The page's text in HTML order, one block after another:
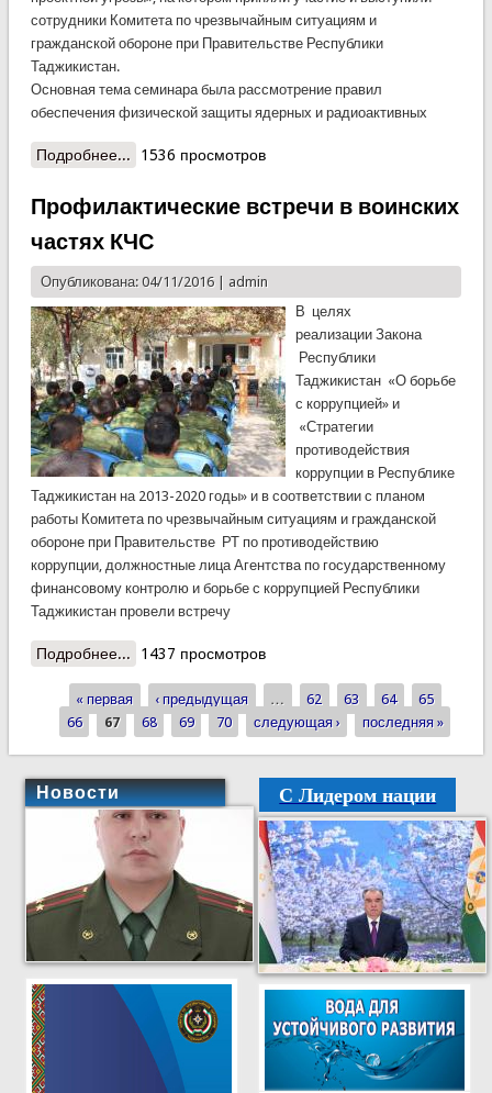
сотрудники Комитета по чрезвычайным ситуациям и
гражданской обороне при Правительстве Республики
Таджикистан.
Основная тема семинара была рассмотрение правил
обеспечения физической защиты ядерных и радиоактивных
Подробнее... о Сотрудники КЧС приняли участие на семинаре
1536 просмотров
Профилактические встречи в воинских
частях КЧС
Опубликована: 04/11/2016 | admin
В целях
реализации Закона
Республики
Таджикистан «О борьбе
с коррупцией» и
«Стратегии
противодействия
коррупции в Республике
Таджикистан на 2013-2020 годы» и в соответствии с планом
работы Комитета по чрезвычайным ситуациям и гражданской
обороне при Правительстве РТ по противодействию
коррупции, должностные лица Агентства по государственному
финансовому контролю и борьбе с коррупцией Республики
Таджикистан провели встречу
Подробнее... о Профилактические встречи в воинских частях
1437 просмотров
Страницы
« первая ‹ предыдущая … 62 63 64
65
66
67 68 69 70 следующая › последняя »
Новости С Лидером нации